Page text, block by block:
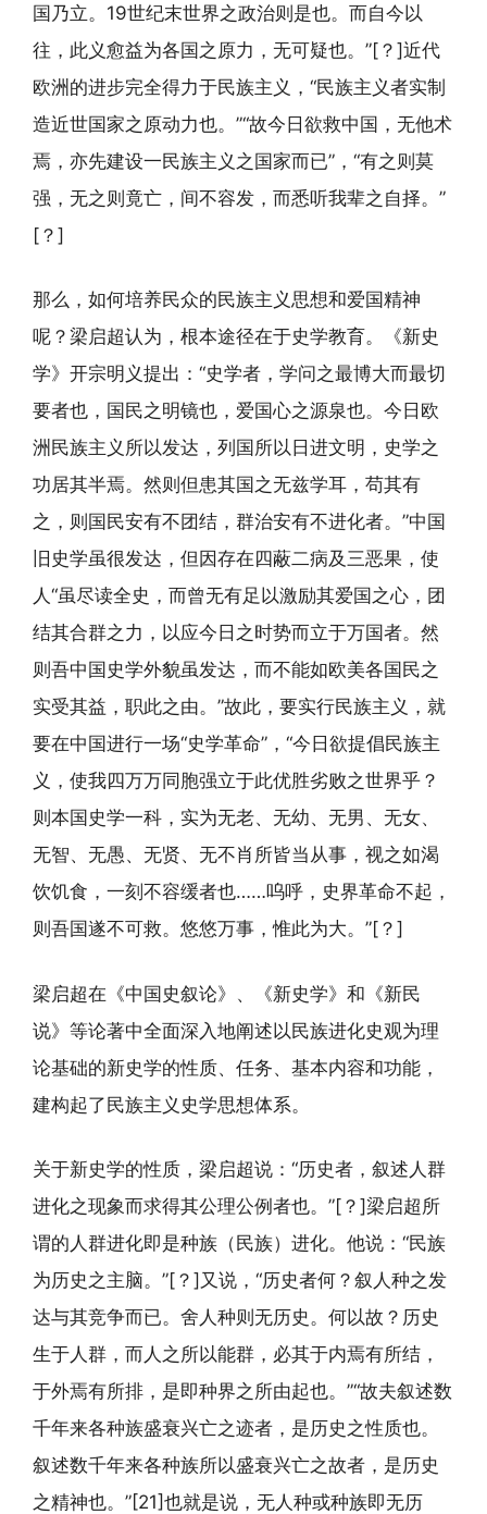
国乃立。19世纪末世界之政治则是也。而自今以
往，此义愈益为各国之原力，无可疑也。”[？]近代
欧洲的进步完全得力于民族主义，“民族主义者实制
造近世国家之原动力也。”“故今日欲救中国，无他术
焉，亦先建设一民族主义之国家而已”，“有之则莫
强，无之则竟亡，间不容发，而悉听我辈之自择。”
[？]
那么，如何培养民众的民族主义思想和爱国精神
呢？梁启超认为，根本途径在于史学教育。《新史
学》开宗明义提出：“史学者，学问之最博大而最切
要者也，国民之明镜也，爱国心之源泉也。今日欧
洲民族主义所以发达，列国所以日进文明，史学之
功居其半焉。然则但患其国之无兹学耳，苟其有
之，则国民安有不团结，群治安有不进化者。”中国
旧史学虽很发达，但因存在四蔽二病及三恶果，使
人“虽尽读全史，而曾无有足以激励其爱国之心，团
结其合群之力，以应今日之时势而立于万国者。然
则吾中国史学外貌虽发达，而不能如欧美各国民之
实受其益，职此之由。”故此，要实行民族主义，就
要在中国进行一场“史学革命”，“今日欲提倡民族主
义，使我四万万同胞强立于此优胜劣败之世界乎？
则本国史学一科，实为无老、无幼、无男、无女、
无智、无愚、无贤、无不肖所皆当从事，视之如渴
饮饥食，一刻不容缓者也……呜呼，史界革命不起，
则吾国遂不可救。悠悠万事，惟此为大。”[？]
梁启超在《中国史叙论》、《新史学》和《新民
说》等论著中全面深入地阐述以民族进化史观为理
论基础的新史学的性质、任务、基本内容和功能，
建构起了民族主义史学思想体系。
关于新史学的性质，梁启超说：“历史者，叙述人群
进化之现象而求得其公理公例者也。”[？]梁启超所
谓的人群进化即是种族（民族）进化。他说：“民族
为历史之主脑。”[？]又说，“历史者何？叙人种之发
达与其竞争而已。舍人种则无历史。何以故？历史
生于人群，而人之所以能群，必其于内焉有所结，
于外焉有所排，是即种界之所由起也。”“故夫叙述数
千年来各种族盛衰兴亡之迹者，是历史之性质也。
叙述数千年来各种族所以盛衰兴亡之故者，是历史
之精神也。”[21]也就是说，无人种或种族即无历